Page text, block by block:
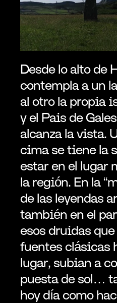
Desde lo alto de
contempla a un
al otro la propia
y el Pais de
alcanza la vista.
cima se tiene la
estar en el lugar
la región. En la
de las leyendas
también en el
esos druidas
fuentes clásicas
lugar, subian a
puesta de sol…
hoy día como